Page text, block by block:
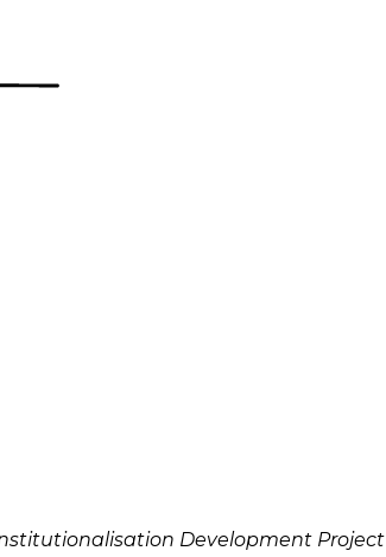
Development Project